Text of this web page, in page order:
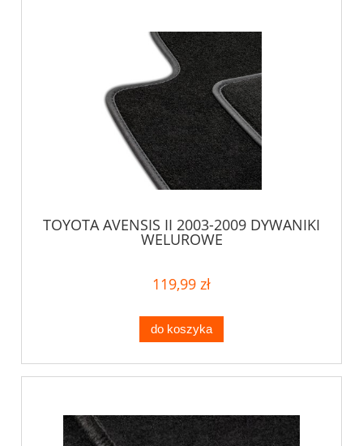
TOYOTA AVENSIS II 2003-2009 DYWANIKI
WELUROWE
119,99 zł
do koszyka